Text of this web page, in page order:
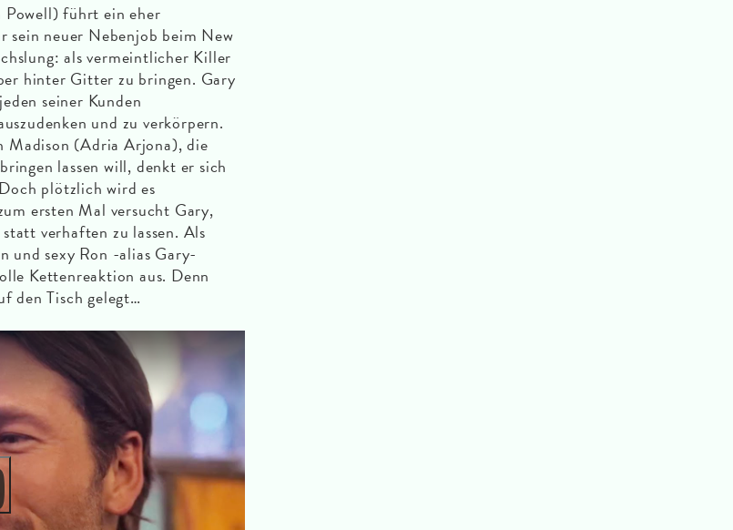
Powell) führt ein eher
sein neuer Nebenjob beim New
als vermeintlicher Killer
hinter Gitter zu bringen. Gary
seiner Kunden
und zu verkörpern.
Madison (Adria Arjona), die
lassen will, denkt er sich
plötzlich wird es
ersten Mal versucht Gary,
verhaften zu lassen. Als
und sexy Ron -alias Gary-
Kettenreaktion aus. Denn
den Tisch gelegt…